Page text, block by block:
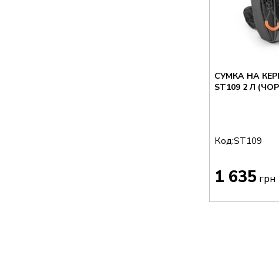
СУМКА НА
ST109 2 Л
Код:ST109
1 635 грн